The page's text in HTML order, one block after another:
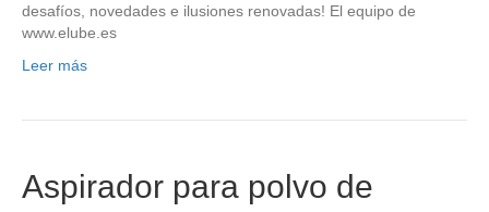
desafíos, novedades e ilusiones renovadas! El equipo de
www.elube.es
Leer más
Aspirador para polvo de